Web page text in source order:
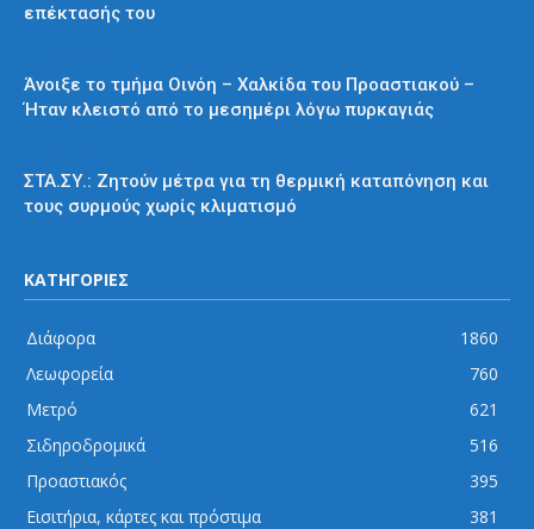
επέκτασής του
Άνοιξε το τμήμα Οινόη – Χαλκίδα του Προαστιακού –
Ήταν κλειστό από το μεσημέρι λόγω πυρκαγιάς
ΣΤΑ.ΣΥ.: Ζητούν μέτρα για τη θερμική καταπόνηση και
τους συρμούς χωρίς κλιματισμό
ΚΑΤΗΓΟΡΙΕΣ
Διάφορα
1860
Λεωφορεία
760
Μετρό
621
Σιδηροδρομικά
516
Προαστιακός
395
Εισιτήρια, κάρτες και πρόστιμα
381